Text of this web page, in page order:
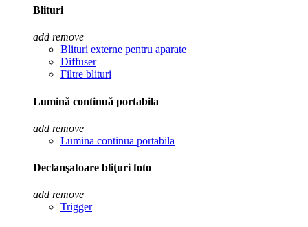
Blituri
add remove
Blituri externe pentru aparate
Diffuser
Filtre blituri
Lumină continuă portabila
add remove
Lumina continua portabila
Declanşatoare bliţuri foto
add remove
Trigger